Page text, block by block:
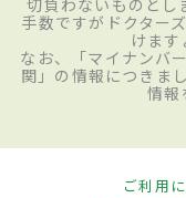
手数ですがドクター
けます
なお、「マイナンバ
関」の情報につきま
情報
ご利用